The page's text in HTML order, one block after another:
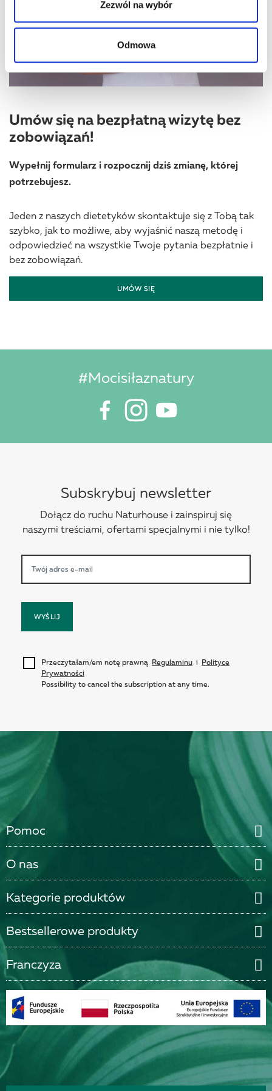
Zezwól na wybór
Odmowa
Umów się na bezpłatną wizytę bez
zobowiązań!
Wypełnij formularz i rozpocznij dziś zmianę, której
potrzebujesz.
Jeden z naszych dietetyków skontaktuje się z Tobą tak
szybko, jak to możliwe, aby wyjaśnić naszą metodę i
odpowiedzieć na wszystkie Twoje pytania bezpłatnie i
bez zobowiązań.
UMÓW SIĘ
#Mocisiłaznatury
Subskrybuj newsletter
Dołącz do ruchu Naturhouse i zainspiruj się
naszymi treściami, ofertami specjalnymi i nie tylko!
WYŚLIJ
Przeczytałam/em notę prawną Regulaminu i Polityce
Prywatności
Possibility to cancel the subscription at any time.
Pomoc
O nas
Kategorie produktów
Bestsellerowe produkty
Franczyza